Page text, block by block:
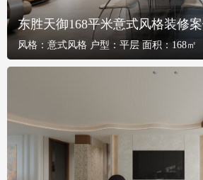
东胜天御168平米意式风格装修
风格： 意式风格 户型： 平层 面积： 168㎡